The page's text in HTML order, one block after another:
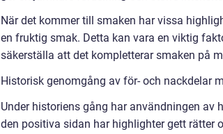
När det kommer till smaken har vissa
en fruktig smak. Detta kan vara en viktig
säkerställa att det kompletterar smaken på
Historisk genomgång av för- och nackdelar
Under historiens gång har användningen av
den positiva sidan har highlighter gett rätter